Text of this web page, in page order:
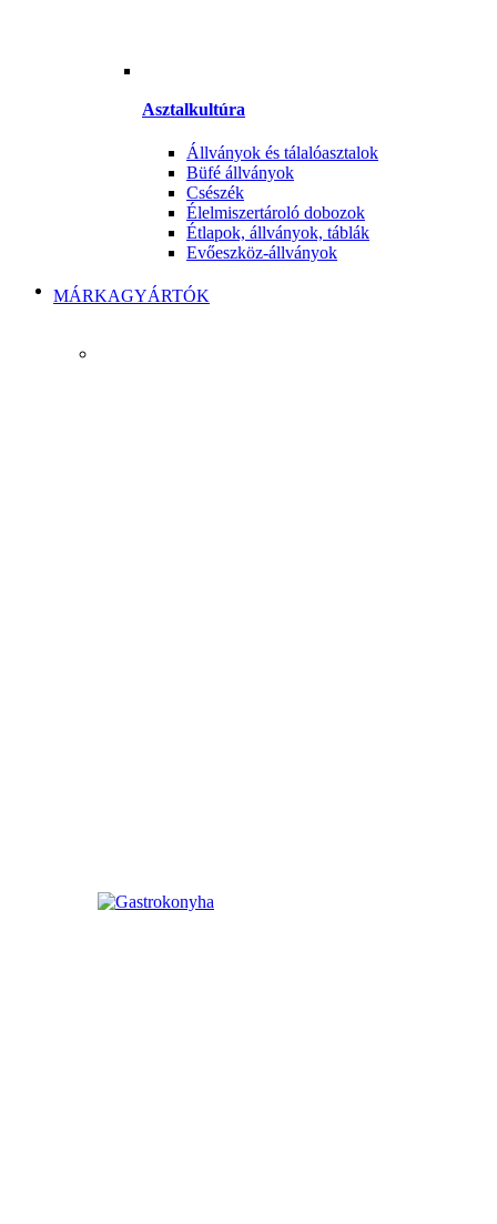
Asztalkultúra
Állványok és tálalóasztalok
Büfé állványok
Csészék
Élelmiszertároló dobozok
Étlapok, állványok, táblák
Evőeszköz-állványok
MÁRKAGYÁRTÓK